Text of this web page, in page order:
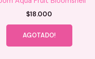
$18.000
AGOTADO!